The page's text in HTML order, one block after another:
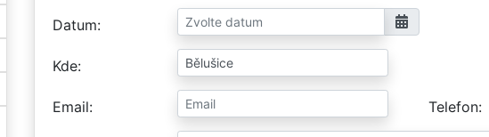
Datum
Kde
Email Telefon